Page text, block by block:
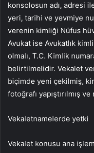
konsolosun adı, adresi
yeri, tarihi ve yevmiye
verenin kimliği Nüfus
Avukat ise Avukatlık
olmalı, T.C. Kimlik
belirtilmelidir. Vekalet
biçimde yeni çekilmiş,
fotoğrafı yapıştırılmış
Vekaletnamelerde yetki
Vekalet konusu ana